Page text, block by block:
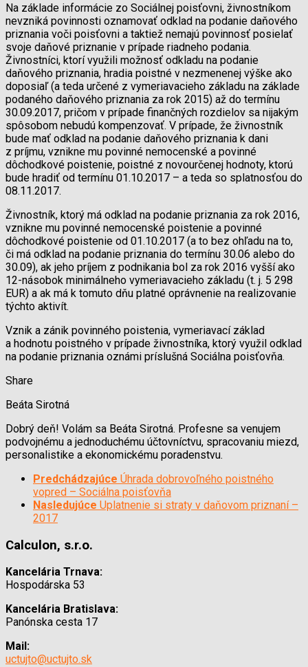
Na základe informácie zo Sociálnej poisťovni, živnostníkom
nevzniká povinnosti oznamovať odklad na podanie daňového
priznania voči poisťovni a taktiež nemajú povinnosť posielať
svoje daňové priznanie v prípade riadneho podania.
Živnostníci, ktorí využili možnosť odkladu na podanie
daňového priznania, hradia poistné v nezmenenej výške ako
doposiaľ (a teda určené z vymeriavacieho základu na základe
podaného daňového priznania za rok 2015) až do termínu
30.09.2017, pričom v prípade finančných rozdielov sa nijakým
spôsobom nebudú kompenzovať. V prípade, že živnostník
bude mať odklad na podanie daňového priznania k dani
z príjmu, vznikne mu povinné nemocenské a povinné
dôchodkové poistenie, poistné z novourčenej hodnoty, ktorú
bude hradiť od termínu 01.10.2017 – a teda so splatnosťou do
08.11.2017.
Živnostník, ktorý má odklad na podanie priznania za rok 2016,
vznikne mu povinné nemocenské poistenie a povinné
dôchodkové poistenie od 01.10.2017 (a to bez ohľadu na to,
či má odklad na podanie priznania do termínu 30.06 alebo do
30.09), ak jeho príjem z podnikania bol za rok 2016 vyšší ako
12-násobok minimálneho vymeriavacieho základu (t. j. 5 298
EUR) a ak má k tomuto dňu platné oprávnenie na realizovanie
týchto aktivít.
Vznik a zánik povinného poistenia, vymeriavací základ
a hodnotu poistného v prípade živnostníka, ktorý využil odklad
na podanie priznania oznámi príslušná Sociálna poisťovňa.
Share
Beáta Sirotná
Dobrý deň! Volám sa Beáta Sirotná. Profesne sa venujem
podvojnému a jednoduchému účtovníctvu, spracovaniu miezd,
personalistike a ekonomickému poradenstvu.
Predchádzajúce Úhrada dobrovoľného poistného
vopred – Sociálna poisťovňa
Nasledujúce Uplatnenie si straty v daňovom priznaní –
2017
Calculon, s.r.o.
Kancelária Trnava:
Hospodárska 53
Kancelária Bratislava:
Panónska cesta 17
Mail:
uctujto@uctujto.sk